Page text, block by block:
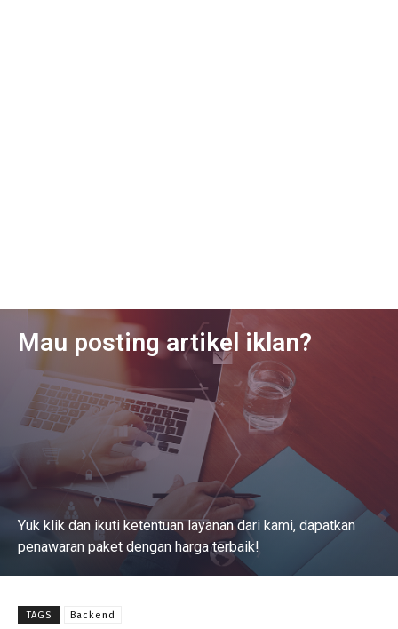
Mau posting artikel iklan?
Yuk klik dan ikuti ketentuan layanan dari kami, dapatkan
penawaran paket dengan harga terbaik!
Baca Selengkapnya
TAGS Backend